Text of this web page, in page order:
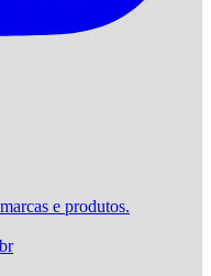
e produtos.